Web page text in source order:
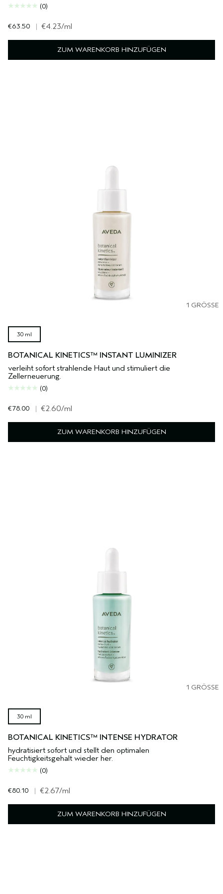
(0)
€63.50 | €4.23/ml
ZUM WARENKORB HINZUFÜGEN
1 GRÖSSE
30 ml
BOTANICAL KINETICS™ INSTANT LUMINIZER
verleiht sofort strahlende Haut und stimuliert die
Zellerneuerung.
(0)
€78.00 | €2.60/ml
ZUM WARENKORB HINZUFÜGEN
1 GRÖSSE
30 ml
BOTANICAL KINETICS™ INTENSE HYDRATOR
hydratisiert sofort und stellt den optimalen
Feuchtigkeitsgehalt wieder her.
(0)
€80.10 | €2.67/ml
ZUM WARENKORB HINZUFÜGEN